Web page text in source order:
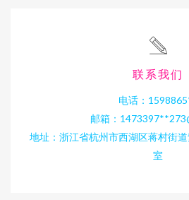
联系我们
电话：
邮箱：1473397**
地址：浙江省杭州市西湖区蒋村街
室